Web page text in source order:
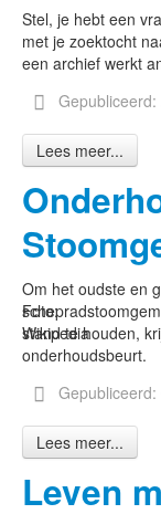
Stel, je hebt een
met je zoektocht
een archief werkt
Lees meer...
Foto:
Wikipedia
Om het oudste en
stand te houden,
onderhoudsbeurt.
Lees meer...
Leven